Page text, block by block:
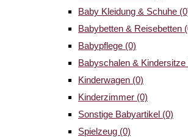
Baby Kleidung & Schuhe
Babybetten & Reisebetten
Babypflege (0)
Babyschalen & Kindersitze
Kinderwagen (0)
Kinderzimmer (0)
Sonstige Babyartikel (0)
Spielzeug (0)